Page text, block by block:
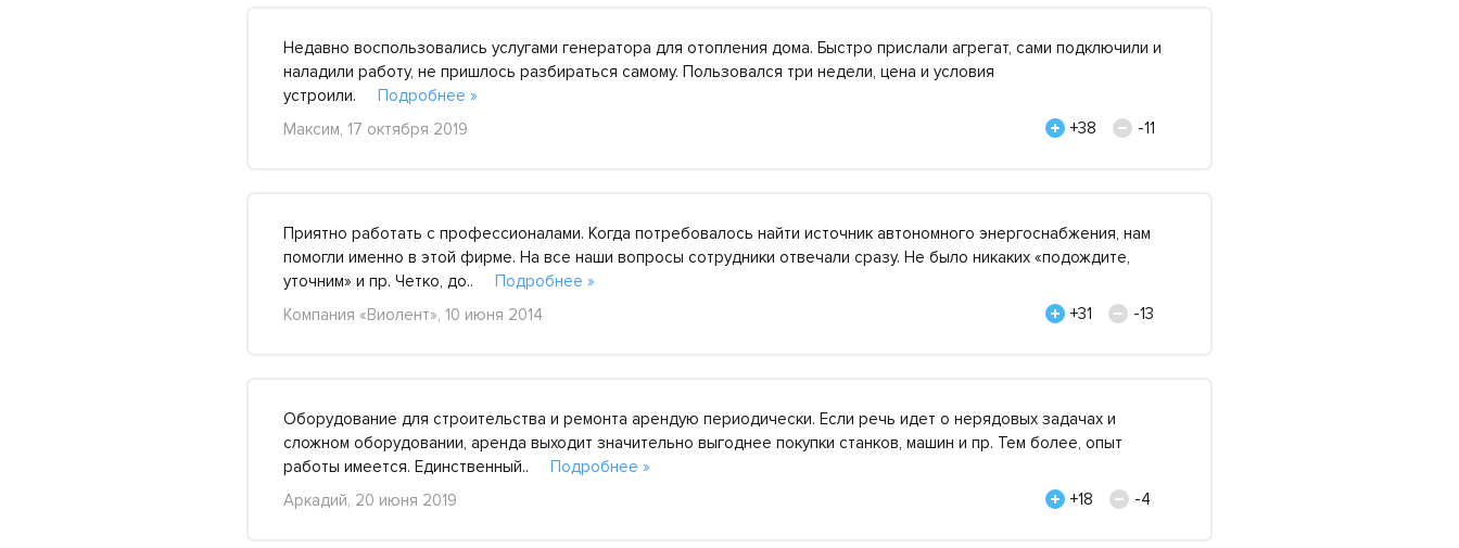
Недавно воспользовались услугами генератора для отопления дома. Быстро прислали агрегат, сами подключили и
наладили работу, не пришлось разбираться самому. Пользовался три недели, цена и условия
устроили. Подробнее »
+38
-11
Максим, 17 октября 2019
Приятно работать с профессионалами. Когда потребовалось найти источник автономного энергоснабжения, нам
помогли именно в этой фирме. На все наши вопросы сотрудники отвечали сразу. Не было никаких «подождите,
уточним» и пр. Четко, до.. Подробнее »
+31
-13
Компания «Виолент», 10 июня 2014
Оборудование для строительства и ремонта арендую периодически. Если речь идет о нерядовых задачах и
сложном оборудовании, аренда выходит значительно выгоднее покупки станков, машин и пр. Тем более, опыт
работы имеется. Единственный.. Подробнее »
+18
-4
Аркадий, 20 июня 2019